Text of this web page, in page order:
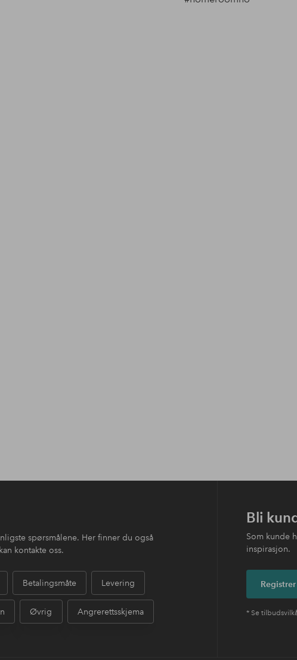
spørsmålene. Her finner du også
kontakte oss.
Betalingsmåte Levering
Øvrig Angrerettsskjema
Bli
Som kunde
inspirasjon.
* Se